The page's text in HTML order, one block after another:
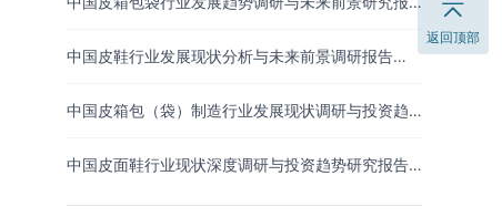
中国皮鞋行业发展现状分析与未来前景调研报告
中国皮箱包（袋）制造行业发展现状调研与投资趋
中国皮面鞋行业现状深度调研与投资趋势研究报告
返回顶部